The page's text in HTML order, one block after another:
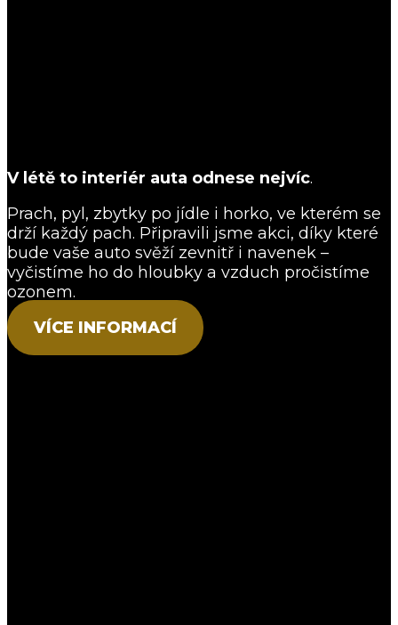
V létě to interiér auta odnese nejvíc.
Prach, pyl, zbytky po jídle i horko, ve kterém se
drží každý pach. Připravili jsme akci, díky které
bude vaše auto svěží zevnitř i navenek –
vyčistíme ho do hloubky a vzduch pročistíme
ozonem.
VÍCE INFORMACÍ